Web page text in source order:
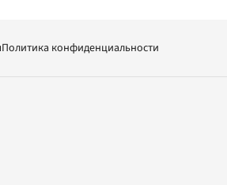
Политика конфиденциальности